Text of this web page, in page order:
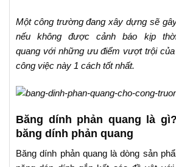
Một công trường đang xây dựng sẽ
nếu không được cảnh báo kịp
quang với những ưu điểm vượt trội
công việc này 1 cách tốt nhất.
Băng dính phản quang là
băng dính phản quang
Băng dính phản quang là dòng sản